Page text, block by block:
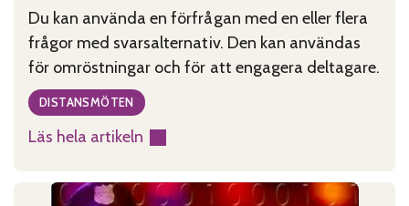
Du kan använda en förfrågan med en eller flera
frågor med svarsalternativ. Den kan användas
för omröstningar och för att engagera deltagare.
DISTANSMÖTEN
Läs hela artikeln
: